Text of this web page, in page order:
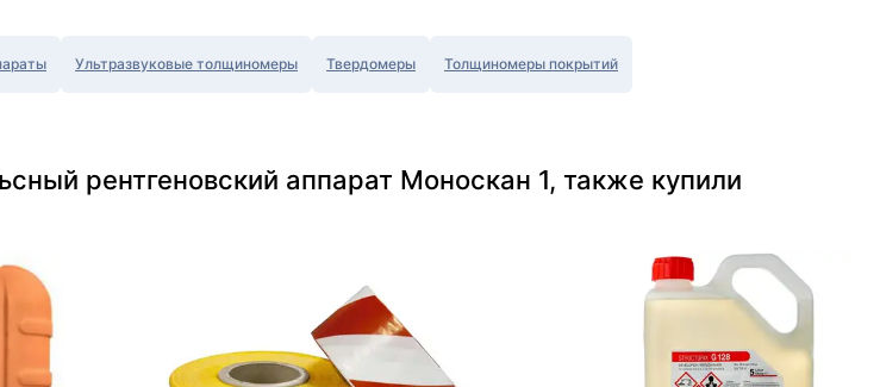
Ультразвуковые толщиномеры Твердомеры Толщиномеры покрытий
рентгеновский аппарат Моноскан 1, также купили